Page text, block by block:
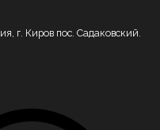
г. Киров пос. Садаковский.